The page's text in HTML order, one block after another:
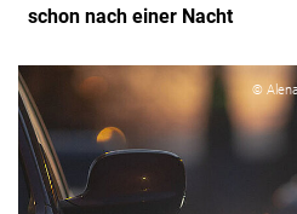
schon nach einer Nacht
©